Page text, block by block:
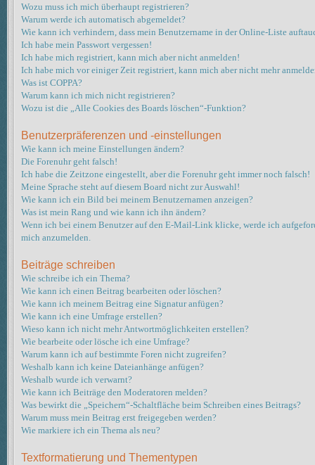
Wozu muss ich mich überhaupt registrieren?
Warum werde ich automatisch abgemeldet?
Wie kann ich verhindern, dass mein Benutzername in der Online-Liste
Ich habe mein Passwort vergessen!
Ich habe mich registriert, kann mich aber nicht anmelden!
Ich habe mich vor einiger Zeit registriert, kann mich aber nicht mehr
Was ist COPPA?
Warum kann ich mich nicht registrieren?
Wozu ist die „Alle Cookies des Boards löschen“-Funktion?
Benutzerpräferenzen und -einstellungen
Wie kann ich meine Einstellungen ändern?
Die Forenuhr geht falsch!
Ich habe die Zeitzone eingestellt, aber die Forenuhr geht immer noch falsch!
Meine Sprache steht auf diesem Board nicht zur Auswahl!
Wie kann ich ein Bild bei meinem Benutzernamen anzeigen?
Was ist mein Rang und wie kann ich ihn ändern?
Wenn ich bei einem Benutzer auf den E-Mail-Link klicke, werde ich
mich anzumelden.
Beiträge schreiben
Wie schreibe ich ein Thema?
Wie kann ich einen Beitrag bearbeiten oder löschen?
Wie kann ich meinem Beitrag eine Signatur anfügen?
Wie kann ich eine Umfrage erstellen?
Wieso kann ich nicht mehr Antwortmöglichkeiten erstellen?
Wie bearbeite oder lösche ich eine Umfrage?
Warum kann ich auf bestimmte Foren nicht zugreifen?
Weshalb kann ich keine Dateianhänge anfügen?
Weshalb wurde ich verwarnt?
Wie kann ich Beiträge den Moderatoren melden?
Was bewirkt die „Speichern“-Schaltfläche beim Schreiben eines Beitrags?
Warum muss mein Beitrag erst freigegeben werden?
Wie markiere ich ein Thema als neu?
Textformatierung und Thementypen